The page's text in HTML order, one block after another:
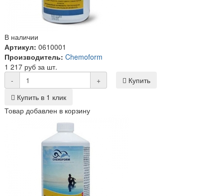
В наличии
Артикул: 0610001
Производитель: Chemoform
1 217 руб за шт.
-
+
Купить
Купить в 1 клик
Товар добавлен в корзину